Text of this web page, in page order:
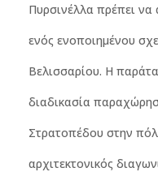
Πυρσινέλλα πρέπει να
ενός ενοποιημένου
Βελισσαρίου. Η
διαδικασία
Στρατοπέδου στην
αρχιτεκτονικός